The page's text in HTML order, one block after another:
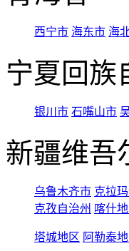
西宁市 海东市 海
宁夏回族
银川市 石嘴山市
新疆维吾
乌鲁木齐市 克拉
克孜自治州 喀什
塔城地区 阿勒泰